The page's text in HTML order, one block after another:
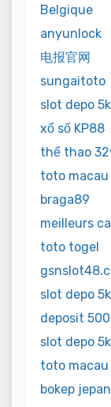
Belgique
anyunlock
电报官网
sungaitoto
slot depo 5k
xổ số KP88
thể thao
toto macau
braga89
meilleurs
toto togel
slot depo 5k
deposit
slot depo 5k
toto macau
bokep